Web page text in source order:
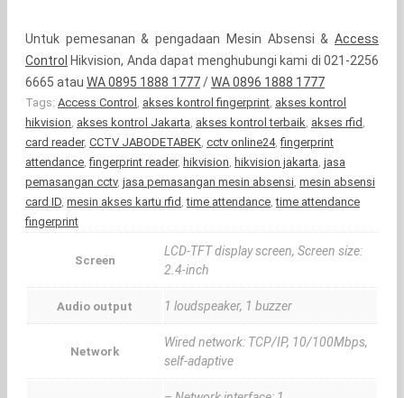
Untuk pemesanan & pengadaan Mesin Absensi & Access
Control Hikvision, Anda dapat menghubungi kami di 021-2256
6665 atau WA 0895 1888 1777/WA 0896 1888 1777
Tags: Access Control , akses kontrol fingerprint, akses kontrol
hikvision, akses kontrol Jakarta, akses kontrol terbaik, akses rfid ,
card reader, CCTV JABODETABEK, cctv online24,fingerprint
attendance,fingerprint reader, hikvision, hikvision jakarta, jasa
pemasangan cctv, jasa pemasangan mesin absensi, mesin absensi
card ID, mesin akses kartu rfid ,time attendance,time attendance
fingerprint
Screen
LCD-TFT display screen, Screen size:
2.4-inch
Audio output 1 loudspeaker, 1 buzzer
Network
Wired network: TCP/IP, 10/100Mbps,
self-adaptive